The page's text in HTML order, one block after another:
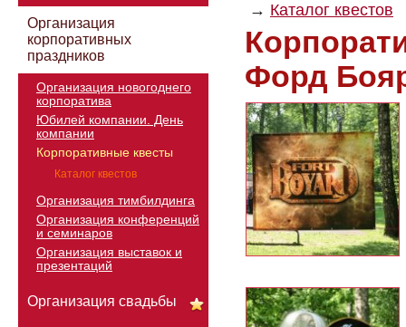
Каталог квестов
Форд
Организация
корпоративных
праздников
Организация новогоднего
корпоратива
Юбилей компании. День
компании
Корпоративные квесты
Каталог квестов
Организация тимбилдинга
Организация конференций
и семинаров
Организация выставок и
презентаций
Организация свадьбы